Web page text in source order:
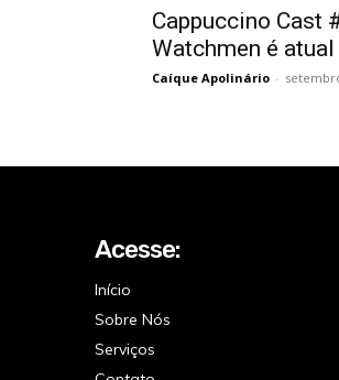
Cappuccino Cast
Watchmen é atual
Caíque Apolinário -
Acesse:
Início
Sobre Nós
Serviços